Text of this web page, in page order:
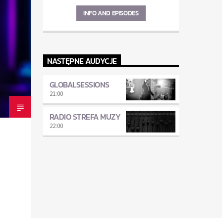
INFO AND EPISODES
NASTĘPNE AUDYCJE
GLOBALSESSIONS
21:00
RADIO STREFA MUZY
22:00